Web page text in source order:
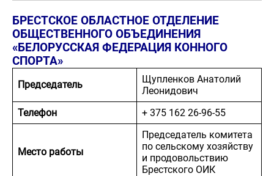
БРЕСТСКОЕ ОБЛАСТНОЕ ОТДЕЛЕНИЕ
ОБЩЕСТВЕННОГО ОБЪЕДИНЕНИЯ
«БЕЛОРУССКАЯ ФЕДЕРАЦИЯ КОННОГО
СПОРТА»
Председатель
Щупленков Анатолий
Леонидович
Телефон
+ 375 162 26-96-55
Место работы
Председатель комитета
по сельскому хозяйству
и продовольствию
Брестского ОИК